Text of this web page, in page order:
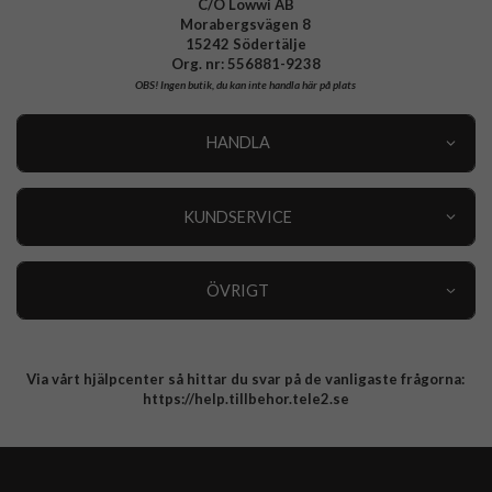
C/O Lowwi AB
Morabergsvägen 8
15242 Södertälje
Org. nr: 556881-9238
OBS!Ingen butik, du kan inte handla här på plats
HANDLA
KUNDSERVICE
ÖVRIGT
Integritetspolicy
Via vårt hjälpcenter så hittar du svar på de vanligaste frågorna:
https://help.tillbehor.tele2.se